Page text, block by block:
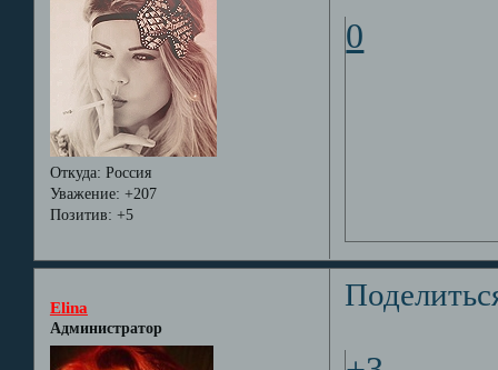
Откуда: Россия
Уважение: +207
Позитив: +5
0
Elina
Администратор